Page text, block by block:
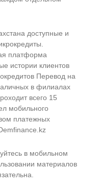
доступные и
платформа
истории клиентов
Перевод на
в филиалах
всего 15
мобильного
платежных
в мобильном
материалов